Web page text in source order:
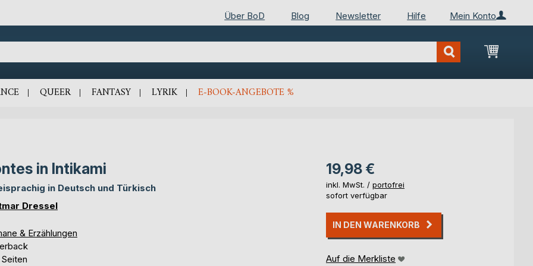
Mein Konto
Über BoD Blog Newsletter Hilfe
Mein
QUEER FANTASY LYRIK E-BOOK-ANGEBOTE %
in Intikami
in Deutsch und Türkisch
Dressel
& Erzählungen
19,98 €
inkl. MwSt. / portofrei
sofort verfügbar
IN DEN WARENKORB
Auf die Merkliste